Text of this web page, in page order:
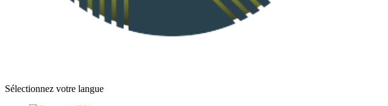
Sélectionnez votre langue